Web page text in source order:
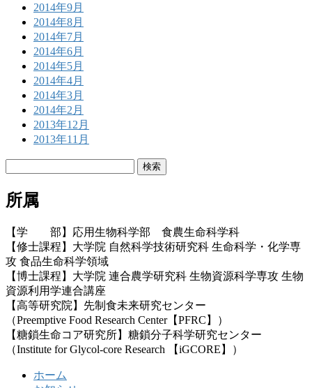
2014年9月
2014年8月
2014年7月
2014年6月
2014年5月
2014年4月
2014年3月
2014年2月
2013年12月
2013年11月
所属
【学 部】応用生物科学部 食農生命科学科
【修士課程】大学院 自然科学技術研究科 生命科学・化学専
攻 食品生命科学領域
【博士課程】大学院 連合農学研究科 生物資源科学専攻 生物
資源利用学連合講座
【高等研究院】先制食未来研究センター
（Preemptive Food Research Center【PFRC】）
【糖鎖生命コア研究所】糖鎖分子科学研究センター
（Institute for Glycol-core Research 【iGCORE】）
ホーム